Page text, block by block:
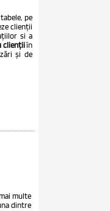
pe
clienții
si a
cliențiiîn
și de
multe
dintre